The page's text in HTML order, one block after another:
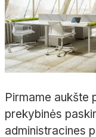
Pirmame aukšte
prekybinės
administracines